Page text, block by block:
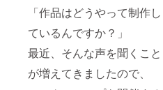
「作品はどうやって制作し
ているんですか？」
最近、そんな声を聞くこと
が増えてきましたので、